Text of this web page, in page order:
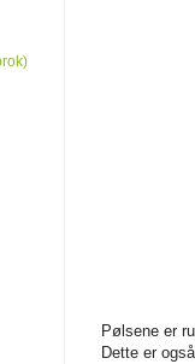
Pølsene er
Dette er